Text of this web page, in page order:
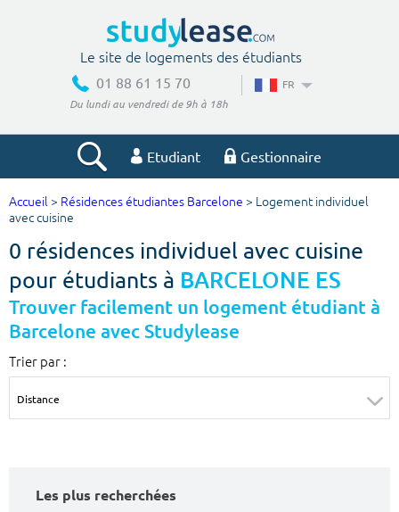
Le site de logements des étudiants
01 88 61 15 70
Du lundi au vendredi de 9h à 18h
FR
Etudiant Gestionnaire
Votre recherche
Ville, école
Budget min
€
Budget max
€
Surface min Surface max
Type de location
Accueil > Résidences étudiantes Barcelone > Logement individuel
avec cuisine
0 résidences individuel avec cuisine
pour étudiants à BARCELONE ES
Trouver facilement un logement étudiant à
Barcelone avec Studylease
Trier par :
Les plus recherchées